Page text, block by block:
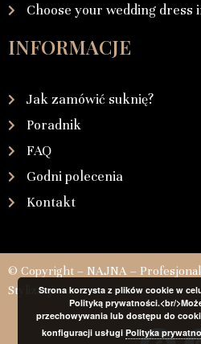
Choose your wedding dress
INFORMACJE
Jak zamówić suknię?
Poradnik
FAQ
Godni polecenia
Kontakt
© Copyright – NAJNA –
StylizacjiStrona korzysta z plików cookie w
Polityką prywatności.<br/
przechowywania lub dostępu do
konfiguracji usługi Polityka